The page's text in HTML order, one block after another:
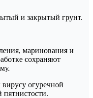
и закрытый грунт.
маринования и
сохраняют
огуречной
пятнистости.